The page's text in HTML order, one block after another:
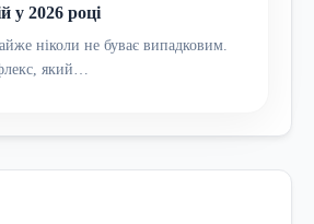
у 2026 році
ніколи не буває випадковим.
який…